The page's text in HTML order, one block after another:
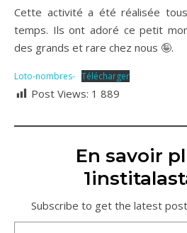
Cette activité a été réalisée
temps. Ils ont adoré ce petit
des grands et rare chez nous 🤪.
Loto-nombres- Télécharger
Post Views: 1 889
En savoir
Subscribe to get the latest
Saisissez votre adresse e-mail…